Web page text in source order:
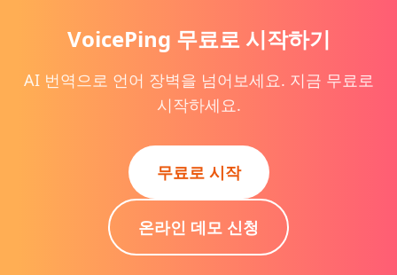
VoicePing 무료로 시작하기
AI 번역으로 언어 장벽을 넘어보세요. 지금 무료로
시작하세요.
무료로 시작
온라인 데모 신청